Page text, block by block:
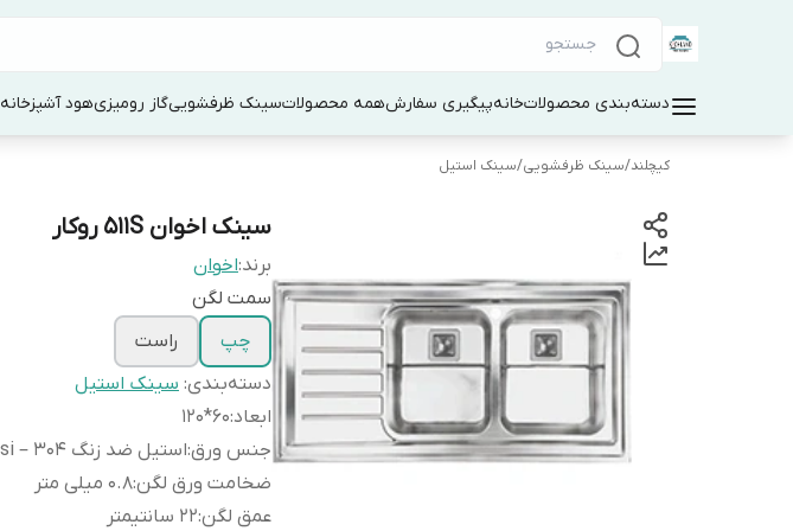
دسته‌بندی محصولاتخانهپیگیری سفارشهمه محصولاتسینک ظرفشوییگاز رومیزیهود آشپزخانه
کیچلند/سینک ظرفشویی/سینک استیل
سینک اخوان 511S روکار
برند:اخوان
سمت لگن
چپ
راست
دسته‌بندی: سینک استیل
ابعاد:
60*120
جنس ورق:استیل ضد زنگ Aisi – 304
ضخامت ورق لگن:0.8 میلی متر
عمق لگن:22 سانتیمتر